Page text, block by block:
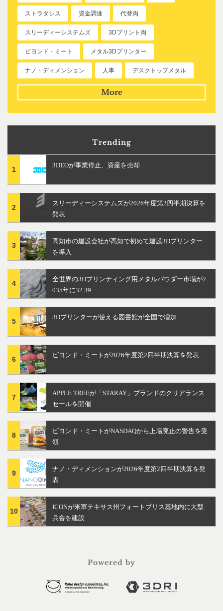
ストラタシス 資金調達 代替肉
スリーディーシステムズ 3Dプリント肉
ビヨンド・ミート メタル3Dプリンター
ナノ・ディメンション 人事 デスクトップメタル
More
Trending
1
3DEOが事業停止、資産を売却
2
スリーディーシステムズが2026年度第2四半期決算を
発表
3
高知市の建設会社が高知で初めて建設3Dプリンター
を導入
4
全世界の3Dプリンティング用メタルパウダー市場が2
035年に32.39…
5
3Dプリンターが使える図書館が全国で増加
6
ビヨンド・ミートが2026年度第2四半期決算を発表
7
APPLE TREEが「STARAY」ブランドのクリアランス
セールを開催
8
ビヨンド・ミートがNASDAQから上場廃止の警告を受
領
9
ナノ・ディメンションが2026年度第2四半期決算を発
表
10
ICONが米軍テキサス州フォートブリス基地内に大型
兵舎を建設
Powered by